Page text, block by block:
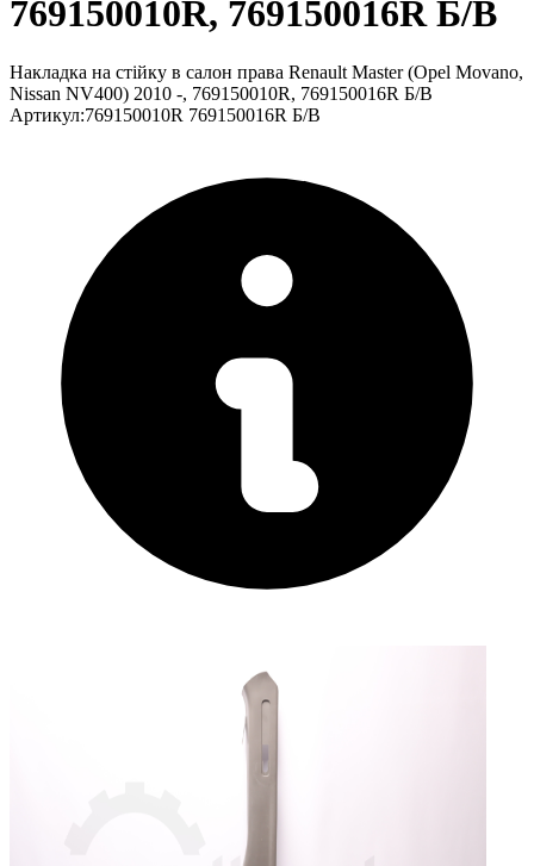
769150010R, 769150016R Б/В
Накладка на стійку в салон права Renault Master (Opel Movano,
Nissan NV400) 2010 -, 769150010R, 769150016R Б/В
Артикул:769150010R 769150016R Б/В